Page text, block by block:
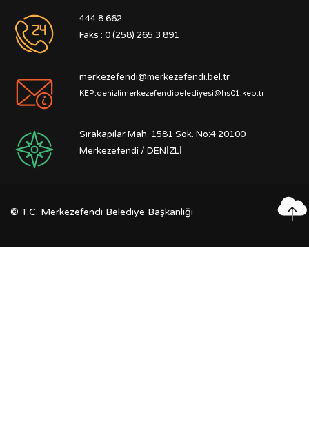
444 8 662
Faks : 0 (258) 265 3 891
merkezefendi@merkezefendi.bel.tr
KEP:denizlimerkezefendibelediyesi@hs01.kep.tr
Sırakapılar Mah. 1581 Sok. No:4 20100
Merkezefendi / DENİZLİ
© T.C. Merkezefendi Belediye Başkanlığı